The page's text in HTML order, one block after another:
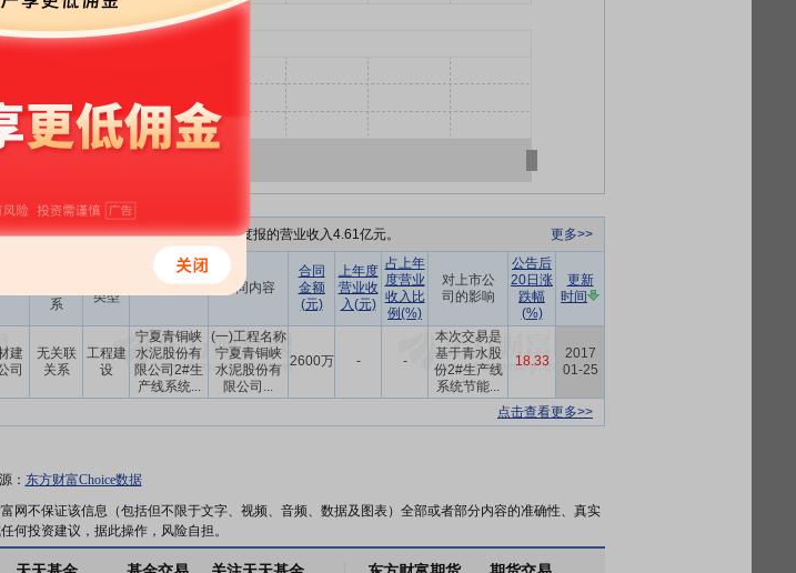
36.89亿元，占比为0.705%，最新一季度报的营业收入4.61亿元。 更多>>
系
类型
合同名称 合同内容
合同
金额
(元)
上年度
营业收
入(元)
占上年
度营业
收入比
例(%)
对上市公
司的影响
公告后
20日涨
跌幅
(%)
更新
时间
建
司
无关联
关系
工程建
设
宁夏青铜峡
水泥股份有
限公司2#生
产线系统...
(一)工程名称
宁夏青铜峡
水泥股份有
限公司...
2600万 - -
本次交易是
基于青水股
份2#生产线
系统节能...
18.33
2017
01-25
点击查看更多>>
： 东方财富Choice数据
网不保证该信息（包括但不限于文字、视频、音频、数据及图表）全部或者部分内容的准确性、真实
何投资建议，据此操作，风险自担。